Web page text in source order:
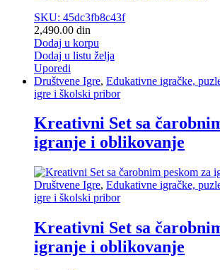
SKU: 45dc3fb8c43f
2,490.00 din
Dodaj u korpu
Dodaj u listu želja
Uporedi
Društvene Igre, Edukativne igračke,
igre i školski pribor
Kreativni Set sa
igranje i oblikovanje
Društvene Igre, Edukativne igračke,
igre i školski pribor
Kreativni Set sa
igranje i oblikovanje